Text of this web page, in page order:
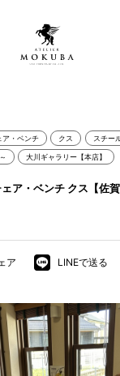
ONLINE STORE
MOKUBA
いて
ア・ベンチ クス スチー
大川ギャラリー【本店】
ェア・ベンチ クス【佐
ア LINEで送る